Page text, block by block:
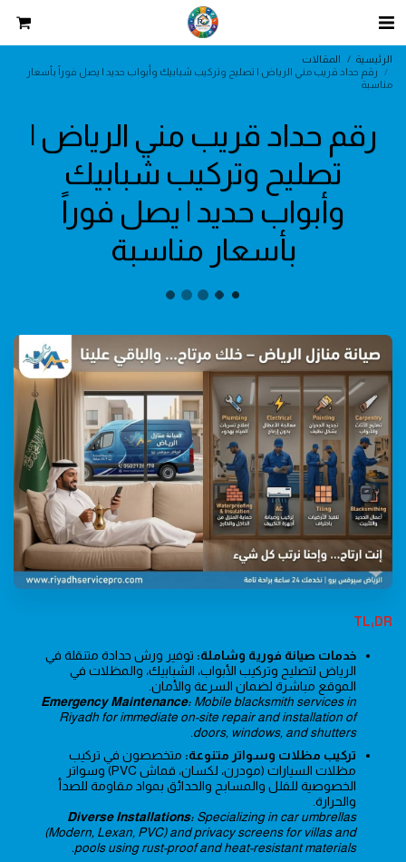
الرئيسية
المقالات
رقم حداد قريب مني الرياض | تصليح وتركيب شبابيك وأبواب حديد | يصل فوراً بأسعار
مناسبة
رقم حداد قريب مني الرياض |
تصليح وتركيب شبابيك
وأبواب حديد | يصل فوراً
بأسعار مناسبة
TL;DR
خدمات صيانة فورية وشاملة: توفير ورش حدادة متنقلة في
الرياض لتصليح وتركيب الأبواب، الشبابيك، والمظلات في
الموقع مباشرة لضمان السرعة والأمان.
Emergency Maintenance: Mobile blacksmith services in
Riyadh for immediate on-site repair and installation of
doors, windows, and shutters.
تركيب مظلات وسواتر متنوعة: متخصصون في تركيب
مظلات السيارات (مودرن، لكسان، قماش PVC) وسواتر
الخصوصية للفلل والمسابح والحدائق بمواد مقاومة للصدأ
والحرارة.
Diverse Installations: Specializing in car umbrellas
(Modern, Lexan, PVC) and privacy screens for villas and
pools using rust-proof and heat-resistant materials.